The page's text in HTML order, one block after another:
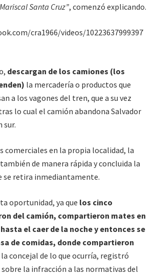
Santa Cruz”, comenzó explicando.
cra1966/videos/10223637999397
descargan de los camiones (los
la mercadería o productos que
a los vagones del tren, que a su vez
lo cual el camión abandona Salvador
sur.
comerciales en la propia localidad, la
de manera rápida y concluida la
retira inmediantamente.
oportunidad, ya que los cinco
del camión, compartieron mates en
el caer de la noche y entonces se
de comidas, donde compartieron
concejal de lo que ocurría, registró
la infracción a las normativas del